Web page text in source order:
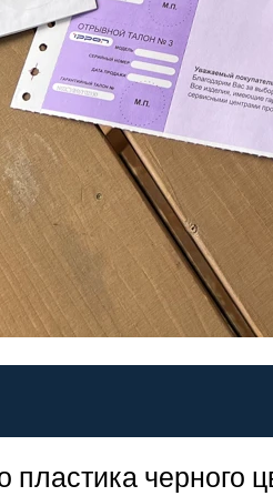
пластика черного